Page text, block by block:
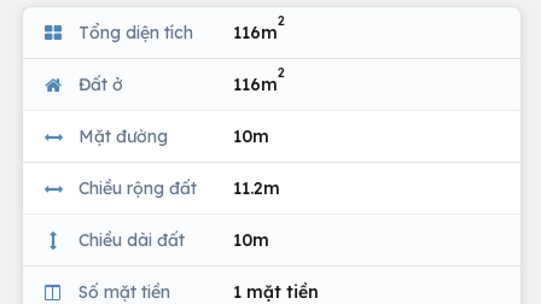
Tổng diện tích 116m
2
Đất ở 116m
2
Mặt đường 10m
Chiều rộng đất 11.2m
Chiều dài đất 10m
Số mặt tiền 1 mặt tiền